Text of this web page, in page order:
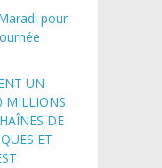
pour
UN
MILLIONS
DE
ET